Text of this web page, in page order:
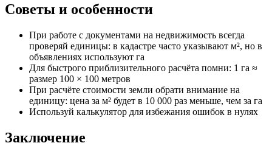
Советы и особенности
При работе с документами на недвижимость всегда
проверяй единицы: в кадастре часто указывают м², но в
объявлениях используют га
Для быстрого приблизительного расчёта помни: 1 га ≈
размер 100 × 100 метров
При расчёте стоимости земли обрати внимание на
единицу: цена за м² будет в 10 000 раз меньше, чем за га
Используй калькулятор для избежания ошибок в нулях
Заключение